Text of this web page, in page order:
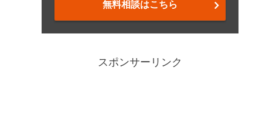
無料相談はこちら
スポンサーリンク